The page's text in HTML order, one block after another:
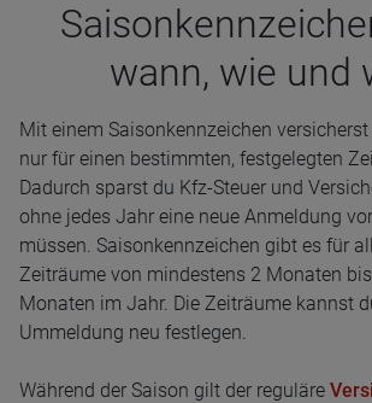
wann, wie und
Mit einem Saisonkennzeichen
nur für einen bestimmten, festgelegten
Dadurch sparst du Kfz-Steuer und
ohne jedes Jahr eine neue Anmeldung
müssen. Saisonkennzeichen gibt es für
Zeiträume von mindestens 2 Monaten
Monaten im Jahr. Die Zeiträume kannst
Ummeldung neu festlegen.
Während der Saison gilt der reguläre